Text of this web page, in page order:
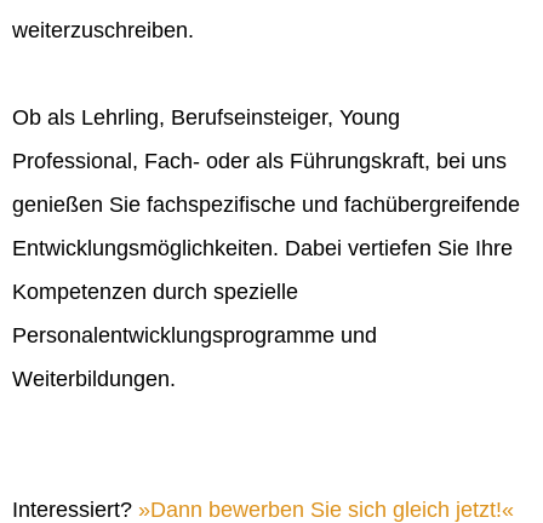
weiterzuschreiben.
Ob als Lehrling, Berufseinsteiger, Young
Professional, Fach- oder als Führungskraft, bei uns
genießen Sie fachspezifische und fachübergreifende
Entwicklungsmöglichkeiten. Dabei vertiefen Sie Ihre
Kompetenzen durch spezielle
Personalentwicklungsprogramme und
Weiterbildungen.
Interessiert? Dann bewerben Sie sich gleich jetzt!